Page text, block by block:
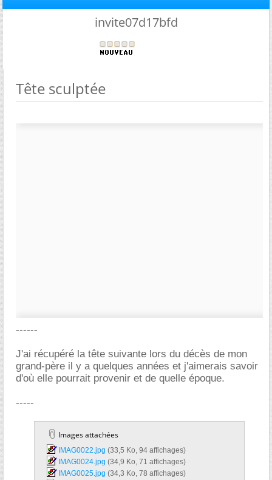
invite07d17bfd
Tête sculptée
------
J'ai récupéré la tête suivante lors du décès de mon
grand-père il y a quelques années et j'aimerais savoir
d'où elle pourrait provenir et de quelle époque.
-----
Images attachées
IMAG0022.jpg‎ (33,5 Ko, 94 affichages)
IMAG0024.jpg‎ (34,9 Ko, 71 affichages)
IMAG0025.jpg‎ (34,3 Ko, 78 affichages)